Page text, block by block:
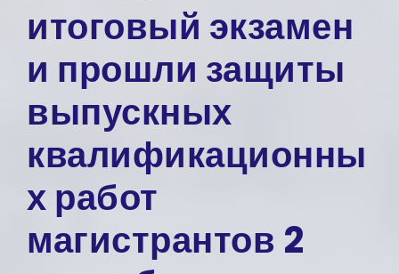
итоговый экзамен
и прошли защиты
выпускных
квалификационны
х работ
магистрантов 2